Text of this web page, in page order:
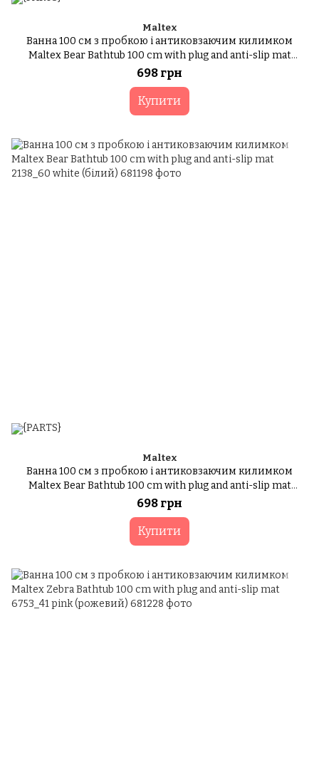
Maltex
Ванна 100 см з пробкою і антиковзаючим килимком
Maltex Bear Bathtub 100 cm with plug and anti-slip mat
2138_42 pink (рожевий)
698 грн
Купити
Maltex
Ванна 100 см з пробкою і антиковзаючим килимком
Maltex Bear Bathtub 100 cm with plug and anti-slip mat
2138_60 white (білий)
698 грн
Купити